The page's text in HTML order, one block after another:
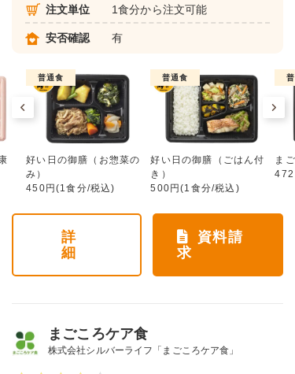
注文単位 1食分から注文可能
安否確認 有
普通食
好い日の御膳（お惣菜の
み）
450円(1食分/税込)
普通食
好い日の御膳（ごはん付
き）
500円(1食分/税込)
ま
詳
細
資料請
求
まごころケア食
株式会社シルバーライフ「まごころケア食」